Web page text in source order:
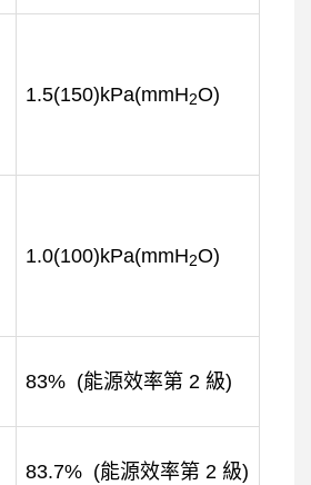
1.5(150)kPa(mmH2O)
1.0(100)kPa(mmH2O)
83% (能源效率第 2 級)
83.7% (能源效率第 2 級)